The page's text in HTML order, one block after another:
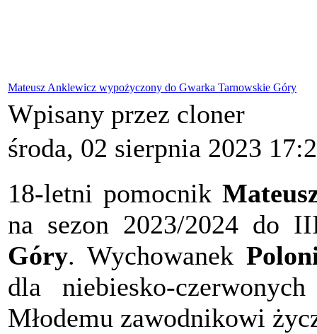
Mateusz Anklewicz wypożyczony do Gwarka Tarnowskie Góry
Wpisany przez cloner
środa, 02 sierpnia 2023
18-letni pomocnik
na sezon 2023/2024 do
Góry. Wychowanek
dla niebiesko-
Młodemu zawodnikowi